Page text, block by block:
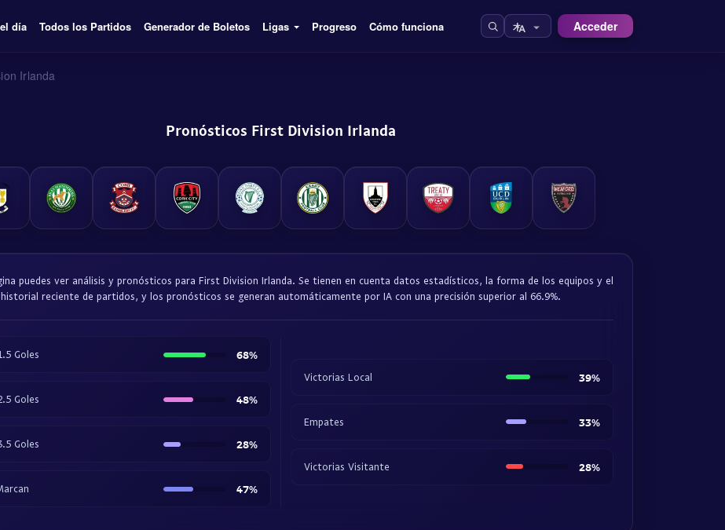
día Todos los Partidos Generador de Boletos Ligas Progreso Cómo funciona Acceder
Irlanda
Pronósticos First Division Irlanda
puedes ver análisis y pronósticos para First Division Irlanda. Se tienen en cuenta datos estadísticos, la forma de los equipos y el
historial reciente de partidos, y los pronósticos se generan automáticamente por IA con una precisión superior al 66.9%.
Goles 68%
Goles 48%
Goles 28%
47%
Victorias Local 39%
Empates 33%
Victorias Visitante 28%